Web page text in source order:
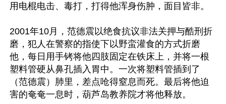
用电棍电击、毒打，打得他浑身伤肿，面目皆非。
2001年10月，范德震以绝食抗议非法关押与酷刑折
磨，犯人在警察的指使下以野蛮灌食的方式折磨
他，每日用手铐将他四肢固定在铁床上，并将一根
塑料管硬从鼻孔插入胃中。一次将塑料管插到了
（范德震）肺里，差点呛得窒息而死。最后将他迫
害的奄奄一息时，葫芦岛教养院才将他释放。